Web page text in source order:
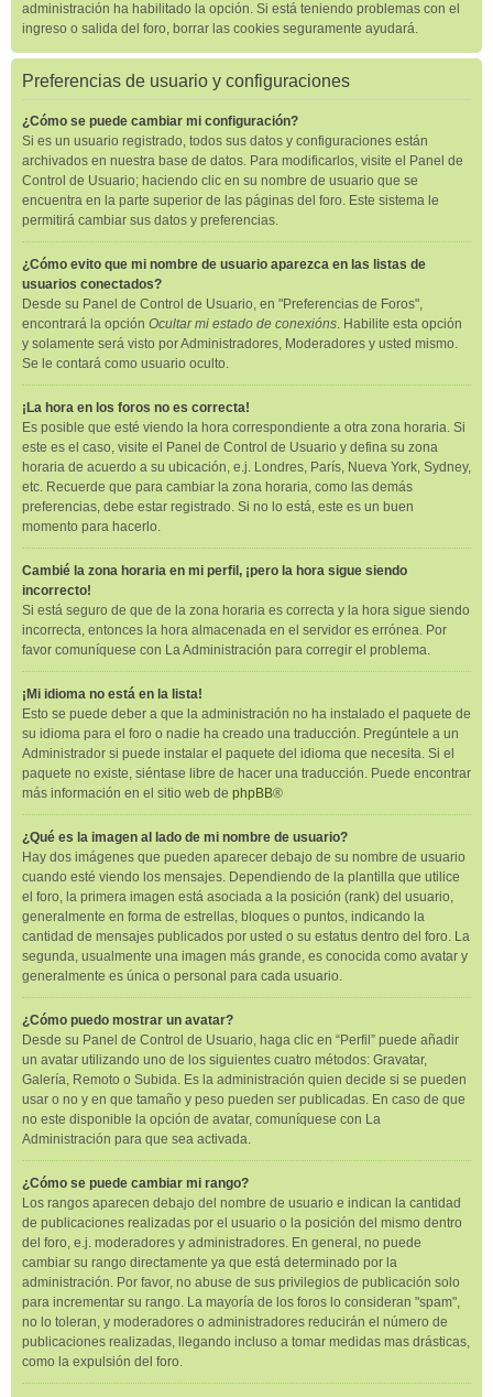
administración ha habilitado la opción. Si está teniendo problemas con el
ingreso o salida del foro, borrar las cookies seguramente ayudará.
Preferencias de usuario y configuraciones
¿Cómo se puede cambiar mi configuración?
Si es un usuario registrado, todos sus datos y configuraciones están
archivados en nuestra base de datos. Para modificarlos, visite el Panel de
Control de Usuario; haciendo clic en su nombre de usuario que se
encuentra en la parte superior de las páginas del foro. Este sistema le
permitirá cambiar sus datos y preferencias.
¿Cómo evito que mi nombre de usuario aparezca en las listas de
usuarios conectados?
Desde su Panel de Control de Usuario, en "Preferencias de Foros",
encontrará la opción Ocultar mi estado de conexións. Habilite esta opción
y solamente será visto por Administradores, Moderadores y usted mismo.
Se le contará como usuario oculto.
¡La hora en los foros no es correcta!
Es posible que esté viendo la hora correspondiente a otra zona horaria. Si
este es el caso, visite el Panel de Control de Usuario y defina su zona
horaria de acuerdo a su ubicación, e.j. Londres, París, Nueva York, Sydney,
etc. Recuerde que para cambiar la zona horaria, como las demás
preferencias, debe estar registrado. Si no lo está, este es un buen
momento para hacerlo.
Cambié la zona horaria en mi perfil, ¡pero la hora sigue siendo
incorrecto!
Si está seguro de que de la zona horaria es correcta y la hora sigue siendo
incorrecta, entonces la hora almacenada en el servidor es errónea. Por
favor comuníquese con La Administración para corregir el problema.
¡Mi idioma no está en la lista!
Esto se puede deber a que la administración no ha instalado el paquete de
su idioma para el foro o nadie ha creado una traducción. Pregúntele a un
Administrador si puede instalar el paquete del idioma que necesita. Si el
paquete no existe, siéntase libre de hacer una traducción. Puede encontrar
más información en el sitio web de phpBB®
¿Qué es la imagen al lado de mi nombre de usuario?
Hay dos imágenes que pueden aparecer debajo de su nombre de usuario
cuando esté viendo los mensajes. Dependiendo de la plantilla que utilice
el foro, la primera imagen está asociada a la posición (rank) del usuario,
generalmente en forma de estrellas, bloques o puntos, indicando la
cantidad de mensajes publicados por usted o su estatus dentro del foro. La
segunda, usualmente una imagen más grande, es conocida como avatar y
generalmente es única o personal para cada usuario.
¿Cómo puedo mostrar un avatar?
Desde su Panel de Control de Usuario, haga clic en “Perfil” puede añadir
un avatar utilizando uno de los siguientes cuatro métodos: Gravatar,
Galería, Remoto o Subida. Es la administración quien decide si se pueden
usar o no y en que tamaño y peso pueden ser publicadas. En caso de que
no este disponible la opción de avatar, comuníquese con La
Administración para que sea activada.
¿Cómo se puede cambiar mi rango?
Los rangos aparecen debajo del nombre de usuario e indican la cantidad
de publicaciones realizadas por el usuario o la posición del mismo dentro
del foro, e.j. moderadores y administradores. En general, no puede
cambiar su rango directamente ya que está determinado por la
administración. Por favor, no abuse de sus privilegios de publicación solo
para incrementar su rango. La mayoría de los foros lo consideran "spam",
no lo toleran, y moderadores o administradores reducirán el número de
publicaciones realizadas, llegando incluso a tomar medidas mas drásticas,
como la expulsión del foro.